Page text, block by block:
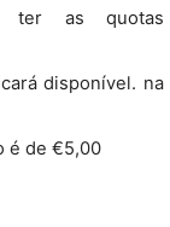
ter as quotas
disponível. na
é de €5,00